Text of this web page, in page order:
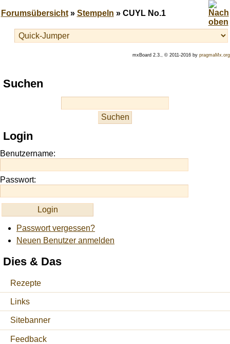
Forumsübersicht» Stempeln » CUYL No.1
mxBoard 2.3., © 2011-2016 by pragmaMx.org
Play
best
site
https://onlineslots.money/
Suchen
Login
Benutzername:
Passwort:
Passwort vergessen?
Neuen Benutzer anmelden
Dies & Das
Rezepte
Links
Sitebanner
Feedback